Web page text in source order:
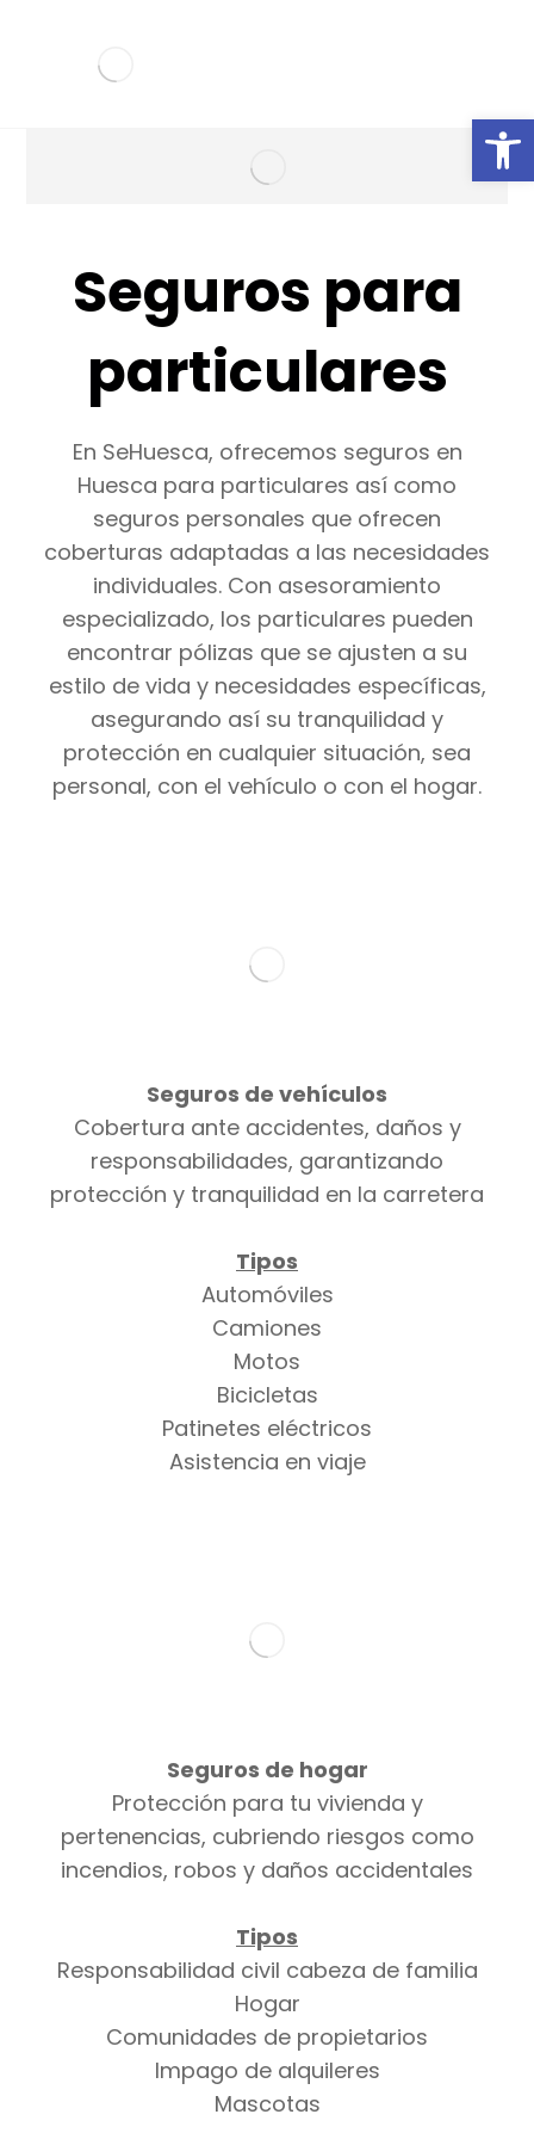
Seguros para
particulares
En SeHuesca, ofrecemos seguros en
Huesca para particulares así como
seguros personales que ofrecen
coberturas adaptadas a las necesidades
individuales. Con asesoramiento
especializado, los particulares pueden
encontrar pólizas que se ajusten a su
estilo de vida y necesidades específicas,
asegurando así su tranquilidad y
protección en cualquier situación, sea
personal, con el vehículo o con el hogar.
Seguros de vehículos
Cobertura ante accidentes, daños y
responsabilidades, garantizando
protección y tranquilidad en la carretera
Tipos
Automóviles
Camiones
Motos
Bicicletas
Patinetes eléctricos
Asistencia en viaje
Seguros de hogar
Protección para tu vivienda y
pertenencias, cubriendo riesgos como
incendios, robos y daños accidentales
Tipos
Responsabilidad civil cabeza de familia
Hogar
Comunidades de propietarios
Impago de alquileres
Mascotas